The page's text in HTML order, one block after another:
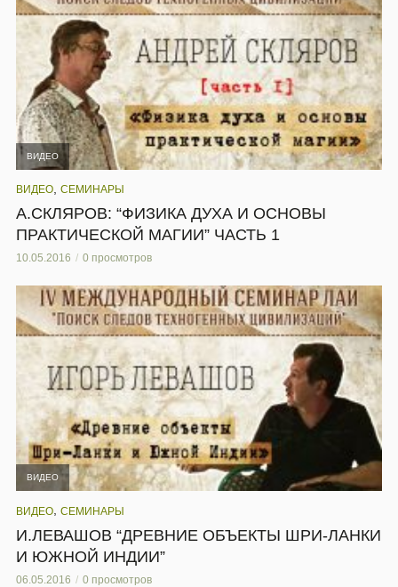
ВИДЕО
ВИДЕО СЕМИНАРЫ
А.СКЛЯРОВ: “ФИЗИКА ДУХА И ОСНОВЫ
ПРАКТИЧЕСКОЙ МАГИИ” ЧАСТЬ 1
10.05.2016 0 просмотров
ВИДЕО
ВИДЕО, СЕМИНАРЫ
И.ЛЕВАШОВ “ДРЕВНИЕ ОБЪЕКТЫ ШРИ-ЛАНКИ
И ЮЖНОЙ ИНДИИ”
06.05.2016 0 просмотров